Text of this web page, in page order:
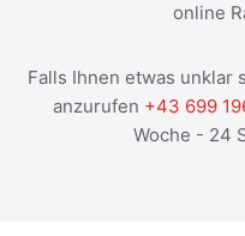
online
Falls Ihnen etwas unklar
anzurufen +43 699
Woche - 24